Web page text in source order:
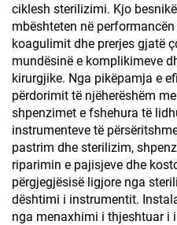
ciklesh sterilizimi. Kjo
mbështeten në
koagulimit dhe prerjes gjatë
mundësinë e komplikimeve
kirurgjike. Nga pikëpamja e
përdorimit të njëherëshëm
shpenzimet e fshehura të
instrumenteve të
pastrim dhe sterilizim,
riparimin e pajisjeve dhe
përgjegjësisë ligjore nga
dështimi i instrumentit.
nga menaxhimi i thjeshtuar i